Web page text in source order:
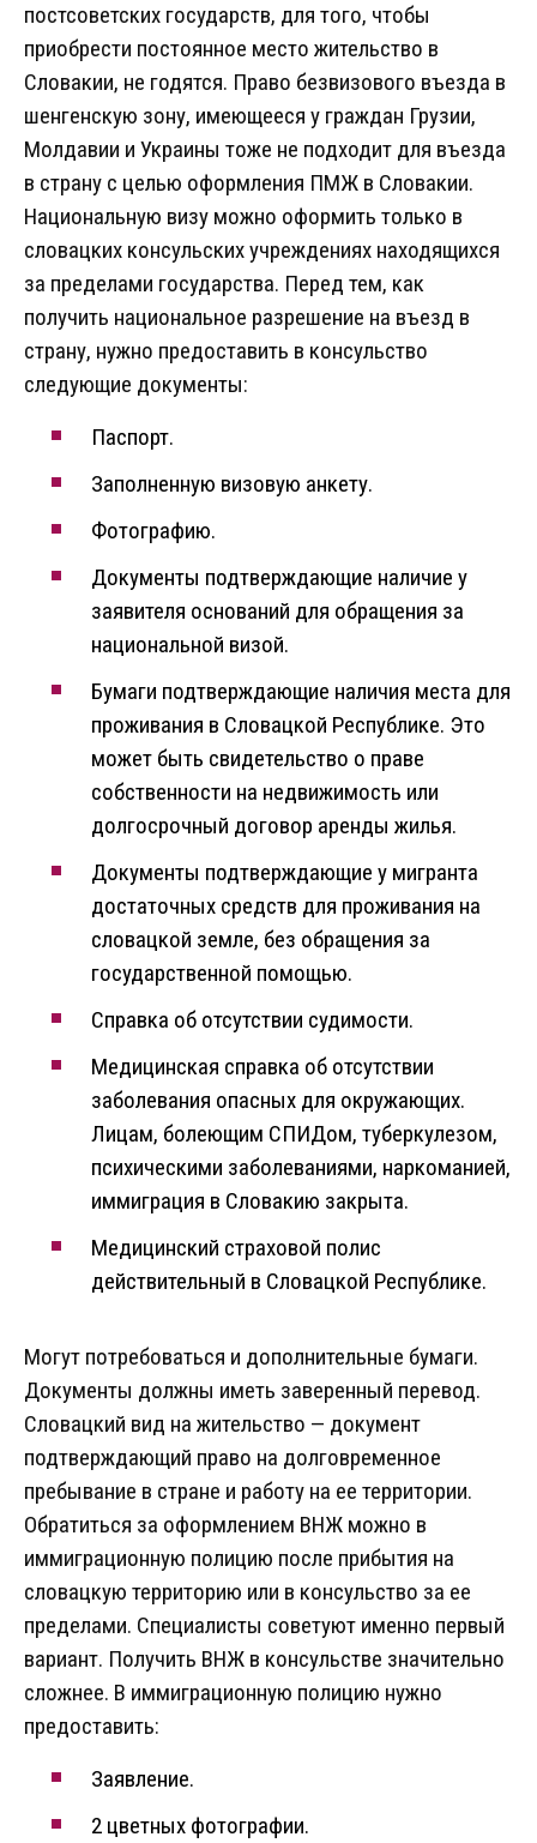
постсоветских государств, для того, чтобы
приобрести постоянное место жительство в
Словакии, не годятся. Право безвизового въезда в
шенгенскую зону, имеющееся у граждан Грузии,
Молдавии и Украины тоже не подходит для въезда
в страну с целью оформления ПМЖ в Словакии.
Национальную визу можно оформить только в
словацких консульских учреждениях находящихся
за пределами государства. Перед тем, как
получить национальное разрешение на въезд в
страну, нужно предоставить в консульство
следующие документы:
Паспорт.
Заполненную визовую анкету.
Фотографию.
Документы подтверждающие наличие у
заявителя оснований для обращения за
национальной визой.
Бумаги подтверждающие наличия места для
проживания в Словацкой Республике. Это
может быть свидетельство о праве
собственности на недвижимость или
долгосрочный договор аренды жилья.
Документы подтверждающие у мигранта
достаточных средств для проживания на
словацкой земле, без обращения за
государственной помощью.
Справка об отсутствии судимости.
Медицинская справка об отсутствии
заболевания опасных для окружающих.
Лицам, болеющим СПИДом, туберкулезом,
психическими заболеваниями, наркоманией,
иммиграция в Словакию закрыта.
Медицинский страховой полис
действительный в Словацкой Республике.
Могут потребоваться и дополнительные бумаги.
Документы должны иметь заверенный перевод.
Словацкий вид на жительство — документ
подтверждающий право на долговременное
пребывание в стране и работу на ее территории.
Обратиться за оформлением ВНЖ можно в
иммиграционную полицию после прибытия на
словацкую территорию или в консульство за ее
пределами. Специалисты советуют именно первый
вариант. Получить ВНЖ в консульстве значительно
сложнее. В иммиграционную полицию нужно
предоставить:
Заявление.
2 цветных фотографии.